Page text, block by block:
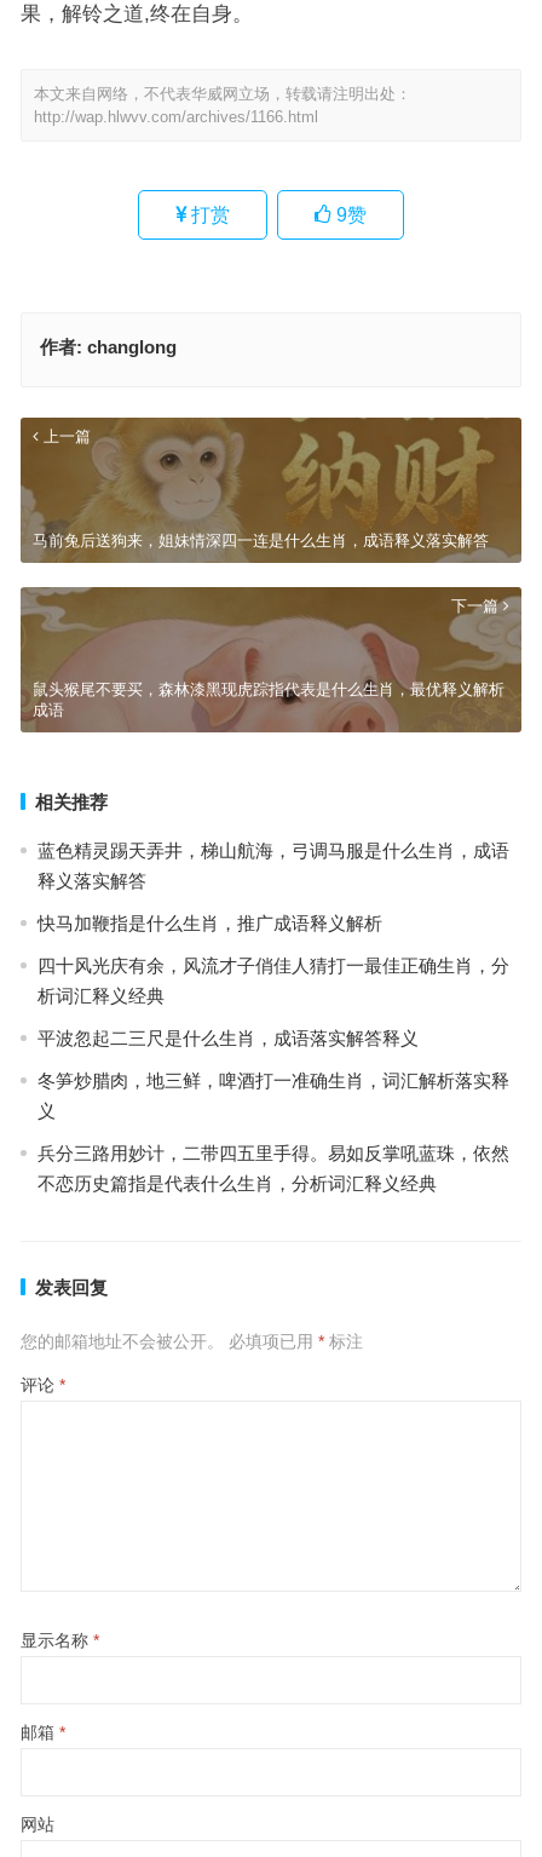
果，解铃之道,终在自身。
本文来自网络，不代表华威网立场，转载请注明出处：
http://wap.hlwvv.com/archives/1166.html
打赏 9赞
作者: changlong
上一篇
马前兔后送狗来，姐妹情深四一连是什么生肖，成语释义落实解答
下一篇
鼠头猴尾不要买，森林漆黑现虎踪指代表是什么生肖，最优释义解析
成语
相关推荐
蓝色精灵踢天弄井，梯山航海，弓调马服是什么生肖，成语
释义落实解答
快马加鞭指是什么生肖，推广成语释义解析
四十风光庆有余，风流才子俏佳人猜打一最佳正确生肖，分
析词汇释义经典
平波忽起二三尺是什么生肖，成语落实解答释义
冬笋炒腊肉，地三鲜，啤酒打一准确生肖，词汇解析落实释
义
兵分三路用妙计，二带四五里手得。易如反掌吼蓝珠，依然
不恋历史篇指是代表什么生肖，分析词汇释义经典
发表回复
您的邮箱地址不会被公开。 必填项已用 *标注
评论 *
显示名称 *
邮箱 *
网站